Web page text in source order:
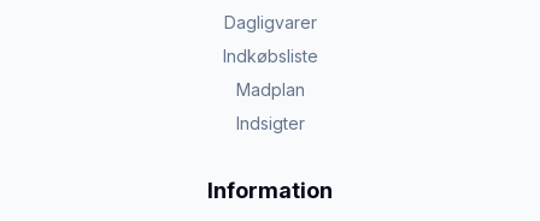
Dagligvarer
Indkøbsliste
Madplan
Indsigter
Information